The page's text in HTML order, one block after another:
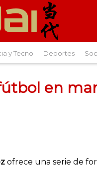
y Tecno Deportes
en
ofrece una serie de